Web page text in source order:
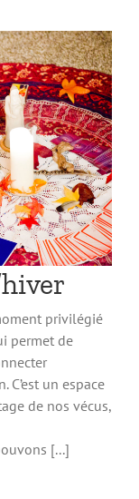
privilégié
permet de
C’est un espace
de nos vécus,
[...]